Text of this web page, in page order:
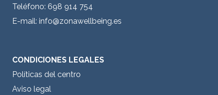
Teléfono: 698 914 754
E-mail: info@zonawellbeing.es
CONDICIONES LEGALES
Políticas del centro
Aviso legal